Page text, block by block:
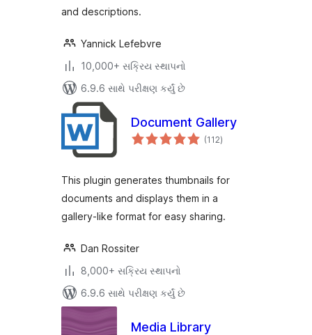
and descriptions.
Yannick Lefebvre
10,000+ સક્રિય સ્થાપનો
6.9.6 સાથે પરીક્ષણ કર્યું છે
Document Gallery
(112કુલ
રેટિંગ્સ
)
This plugin generates thumbnails for
documents and displays them in a
gallery-like format for easy sharing.
Dan Rossiter
8,000+ સક્રિય સ્થાપનો
6.9.6 સાથે પરીક્ષણ કર્યું છે
Media Library